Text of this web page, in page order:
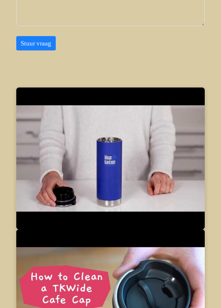
Stuur vraag